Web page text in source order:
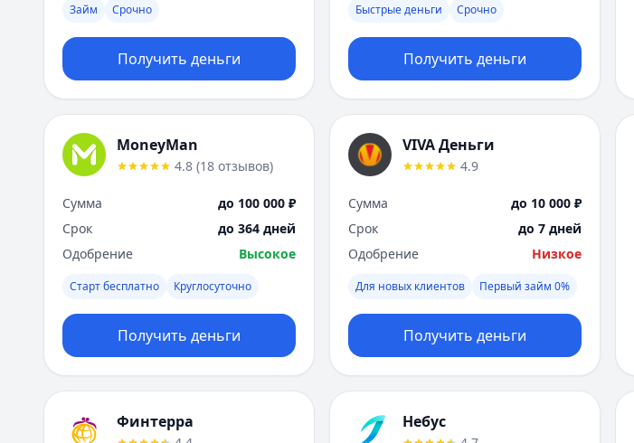
Займ Срочно
Получить деньги
Быстрые деньги Срочно
Получить деньги
MoneyMan
4.8 (18 отзывов)
Сумма
до 100 000 ₽
Срок
до 364 дней
Одобрение
Высокое
Старт бесплатно Круглосуточно
Получить деньги
VIVA Деньги
4.9
Сумма
до 10 000 ₽
Срок
до 7 дней
Одобрение
Низкое
Для новых клиентов Первый займ 0%
Получить деньги
Финтерра Небус